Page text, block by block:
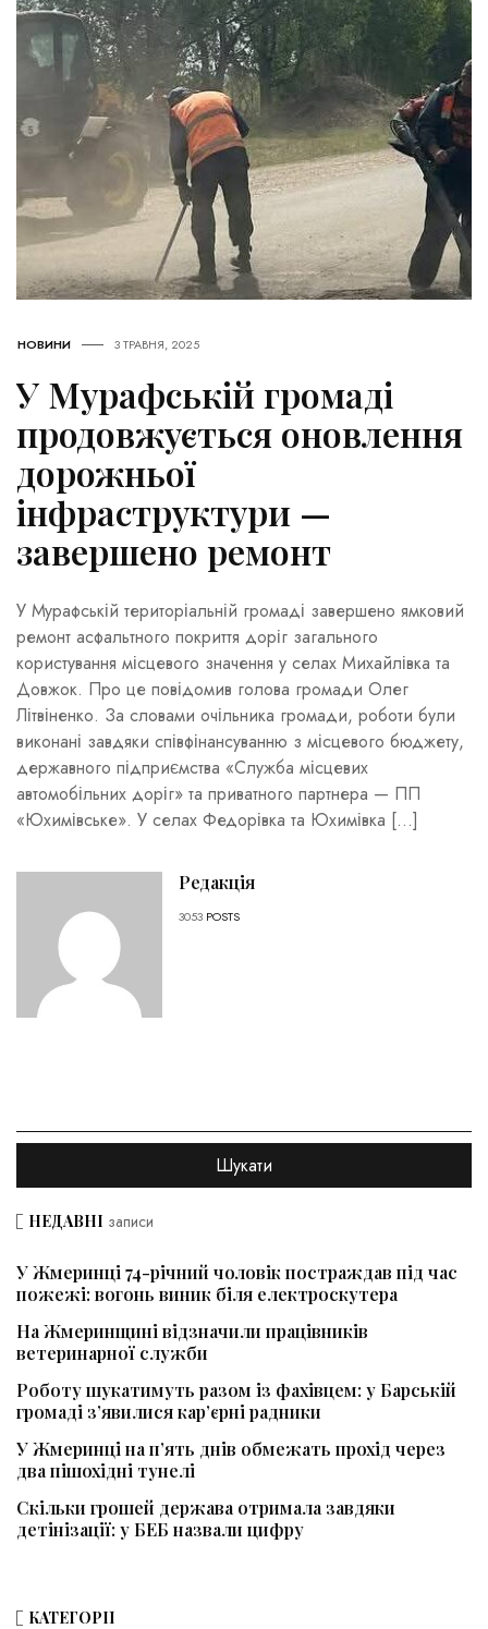
НОВИНИ 3 ТРАВНЯ, 2025
У Мурафській громаді
продовжується оновлення
дорожньої
інфраструктури —
завершено ремонт
У Мурафській територіальній громаді завершено ямковий
ремонт асфальтного покриття доріг загального
користування місцевого значення у селах Михайлівка та
Довжок. Про це повідомив голова громади Олег
Літвіненко. За словами очільника громади, роботи були
виконані завдяки співфінансуванню з місцевого бюджету,
державного підприємства «Служба місцевих
автомобільних доріг» та приватного партнера — ПП
«Юхимівське». У селах Федорівка та Юхимівка […]
Редакція
3053 POSTS
НЕДАВНІ записи
У Жмеринці 74-річний чоловік постраждав під час
пожежі: вогонь виник біля електроскутера
На Жмеринщині відзначили працівників
ветеринарної служби
Роботу шукатимуть разом із фахівцем: у Барській
громаді з’явилися кар’єрні радники
У Жмеринці на п’ять днів обмежать прохід через
два пішохідні тунелі
Скільки грошей держава отримала завдяки
детінізації: у БЕБ назвали цифру
КАТЕГОРІЇ